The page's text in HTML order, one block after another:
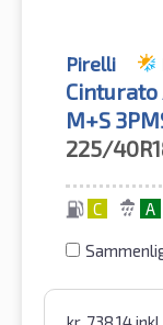
Pirelli
Cinturato
M+S
225/
C A